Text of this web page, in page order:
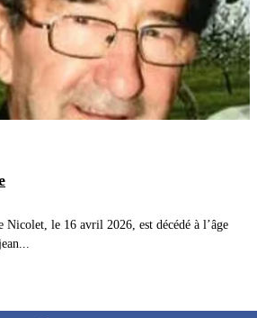
Publier un avis
le 16 avril 2026, est décédé à l’âge